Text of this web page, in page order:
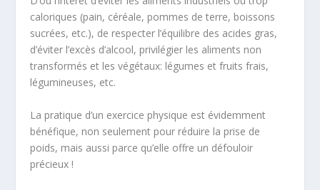
caloriques (pain, céréale, pommes de terre, boissons
sucrées, etc.), de respecter l’équilibre des acides gras,
d’éviter l’excès d’alcool, privilégier les aliments non
transformés et les végétaux: légumes et fruits frais,
légumineuses, etc.
La pratique d’un exercice physique est évidemment
bénéfique, non seulement pour réduire la prise de
poids, mais aussi parce qu’elle offre un défouloir
précieux !